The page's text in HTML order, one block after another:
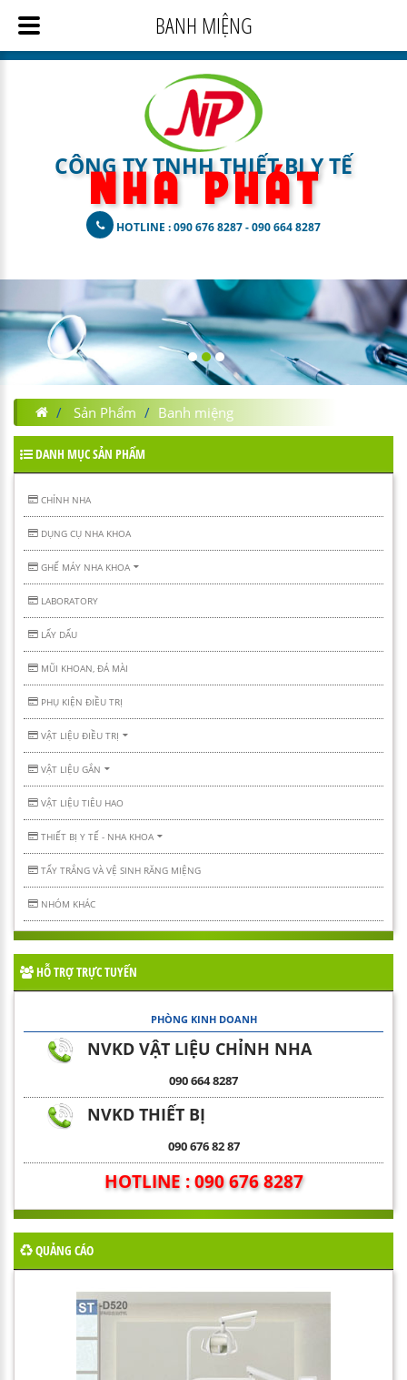
CÔNG TY TNHH THIẾT BỊ Y TẾ
N H A P H Á T
HOTLINE : 090 676 8287 - 090 664 8287
Sản Phẩm Banh miệng
DANH MỤC SẢN PHẨM
CHỈNH NHA
DỤNG CỤ NHA KHOA
GHẾ MÁY NHA KHOA
LABORATORY
LẤY DẤU
MŨI KHOAN, ĐÁ MÀI
PHỤ KIỆN ĐIỀU TRỊ
VẬT LIỆU ĐIỀU TRỊ
VẬT LIỆU GẮN
VẬT LIỆU TIÊU HAO
THIẾT BỊ Y TẾ - NHA KHOA
TẨY TRẮNG VÀ VỆ SINH RĂNG MIỆNG
NHÓM KHÁC
HỖ TRỢ TRỰC TUYẾN
PHÒNG KINH DOANH
NVKD VẬT LIỆU CHỈNH NHA
090 664 8287
NVKD THIẾT BỊ
090 676 82 87
HOTLINE : 090 676 8287
QUẢNG CÁO
BANH MIỆNG